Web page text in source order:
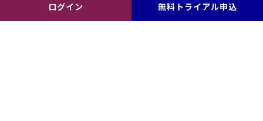
ログイン 無料トライアル申込